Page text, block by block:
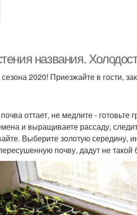
названия.
2020! Приезжайте в гости,
почва оттает, не медлите -
и выращиваете рассаду,
Выберите золотую середину,
почву, дадут не такой